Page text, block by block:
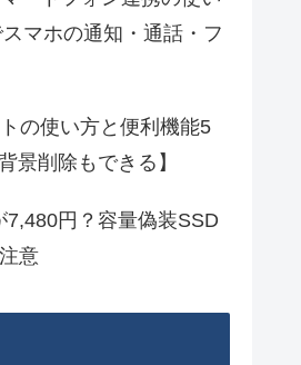
マホの通知・通話・フ
の使い方と便利機能5
景削除もできる】
7,480円？容量偽装SSD
意